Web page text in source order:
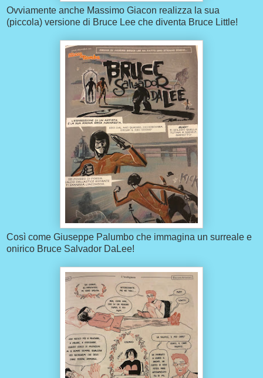
Ovviamente anche Massimo Giacon realizza la sua
(piccola) versione di Bruce Lee che diventa Bruce Little!
Così come Giuseppe Palumbo che immagina un surreale e
onirico Bruce Salvador DaLee!